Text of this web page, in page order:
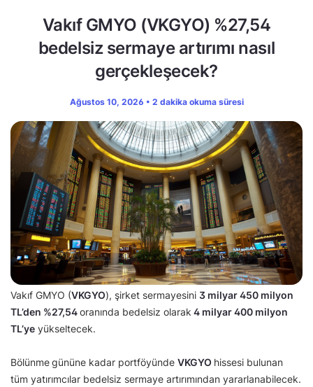
Vakıf GMYO (VKGYO) %27,54
bedelsiz sermaye artırımı nasıl
gerçekleşecek?
Ağustos 10, 2026 • 2 dakika okuma süresi
Vakıf GMYO (VKGYO), şirket sermayesini 3 milyar 450 milyon
TL’den %27,54oranında bedelsiz olarak 4 milyar 400 milyon
TL’ye yükseltecek.
Bölünmegününe kadar portföyünde VKGYO hissesi bulunan
tüm yatırımcılar bedelsiz sermaye artırımından yararlanabilecek.